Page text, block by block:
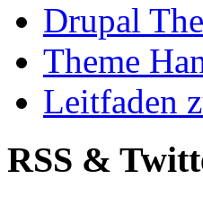
Drupal
Theme
Leitfaden
RSS &